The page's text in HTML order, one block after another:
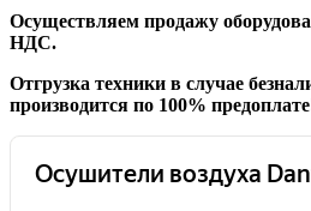
Осуществляем продажу
НДС.
Отгрузка техники в случае
производится по 100%